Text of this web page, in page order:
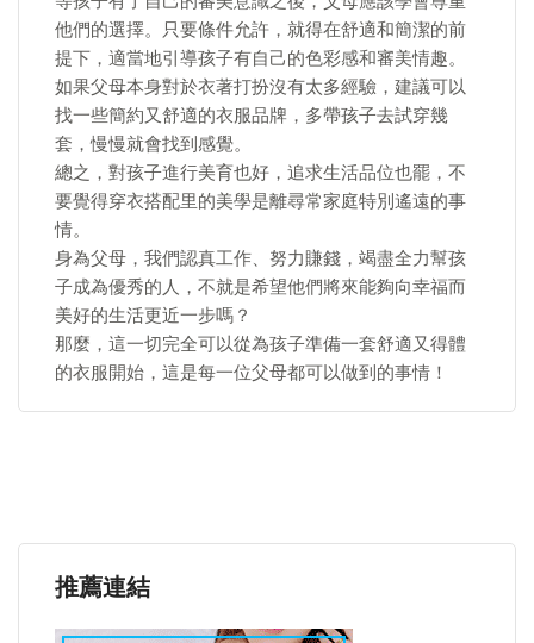
他們的選擇。只要條件允許，就得在舒適和簡潔的前
提下，適當地引導孩子有自己的色彩感和審美情趣。
如果父母本身對於衣著打扮沒有太多經驗，建議可以
找一些簡約又舒適的衣服品牌，多帶孩子去試穿幾
套，慢慢就會找到感覺。
總之，對孩子進行美育也好，追求生活品位也罷，不
要覺得穿衣搭配里的美學是離尋常家庭特別遙遠的事
情。
身為父母，我們認真工作、努力賺錢，竭盡全力幫孩
子成為優秀的人，不就是希望他們將來能夠向幸福而
美好的生活更近一步嗎？
那麼，這一切完全可以從為孩子準備一套舒適又得體
的衣服開始，這是每一位父母都可以做到的事情！
推薦連結